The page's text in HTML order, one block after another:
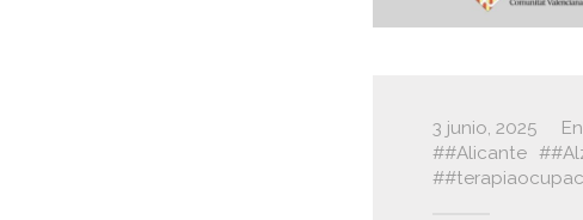
3 junio, 2025 En
#Alicante